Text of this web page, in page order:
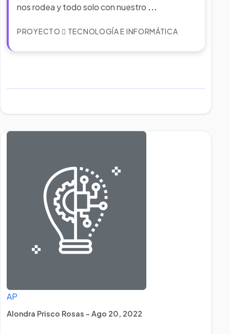
nos rodea y todo solo con nuestro ...
PROYECTO TECNOLOGÍA E INFORMÁTICA
AP
Alondra Prisco Rosas - Ago 20, 2022